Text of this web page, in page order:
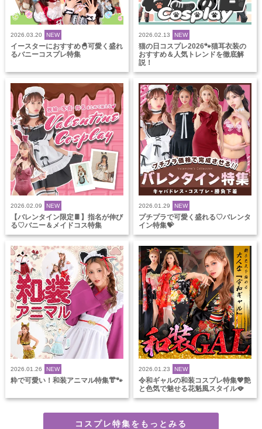
2026.03.20 NEW
イースターにおすすめ🐣可愛く盛れ
るバニーコスプレ特集
2026.02.13 NEW
猫の日コスプレ2026🐾猫耳衣装の
おすすめ＆人気トレンドを徹底解
説！
2026.02.09 NEW
【バレンタイン限定🍫】指名が伸び
る♡バニー＆メイドコス特集
2026.01.29 NEW
プチプラで可愛く盛れる♡バレンタ
イン特集💝
2026.01.26 NEW
粋で可愛い！和装アニマル特集👘🐾
2026.01.23 NEW
令和ギャルの和装コスプレ特集💖艶
と色気で魅せる花魁風スタイル🪭
コスプレ特集をもっとみる